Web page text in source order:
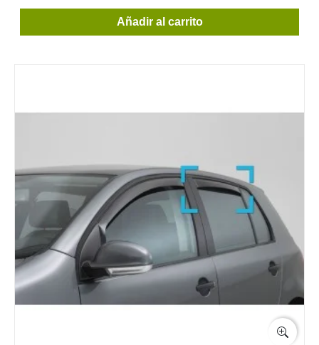
Añadir al carrito